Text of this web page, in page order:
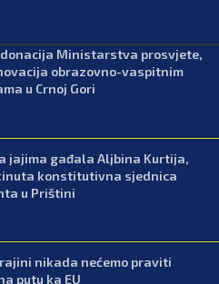
Ministarstva prosvjete,
obrazovno-vaspitnim
u Crnoj Gori
jajima gađala Aljbina Kurtija,
konstitutivna sjednica
u Prištini
nikada nećemo praviti
putu ka EU